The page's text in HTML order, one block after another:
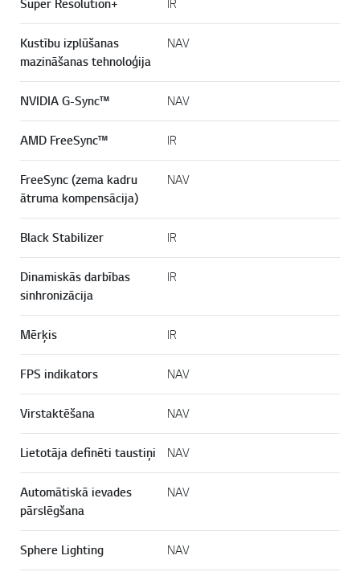
Super Resolution+ IR
Kustību izplūšanas
mazināšanas tehnoloģija
NAV
NVIDIA G-Sync™ NAV
AMD FreeSync™ IR
FreeSync (zema kadru
ātruma kompensācija)
NAV
Black Stabilizer IR
Dinamiskās darbības
sinhronizācija
IR
Mērķis IR
FPS indikators NAV
Virstaktēšana NAV
Lietotāja definēti taustiņi NAV
Automātiskā ievades
pārslēgšana
NAV
Sphere Lighting NAV